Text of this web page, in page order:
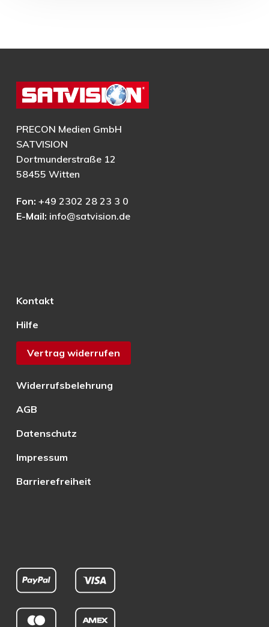
PRECON Medien GmbH
SATVISION
Dortmunderstraße 12
58455 Witten
Fon: +49 2302 28 23 3 0
E-Mail: info@satvision.de
Kontakt
Hilfe
Vertrag widerrufen
Widerrufsbelehrung
AGB
Datenschutz
Impressum
Barrierefreiheit